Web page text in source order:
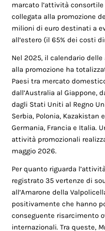
marcato l’attività
collegata alla promozione
milioni di euro destinati a
all’estero (il 65% dei costi
Nel 2025, il calendario
alla promozione ha
Paesi tra mercato
dall’Australia al Giappone,
dagli Stati Uniti al Regno
Serbia, Polonia,
Germania, Francia e Italia.
attività promozionali
maggio 2026.
Per quanto riguarda
registrato 35 vertenze di
all’Amarone della
positivamente che hanno
conseguente risarcimento
internazionali. Tra queste,